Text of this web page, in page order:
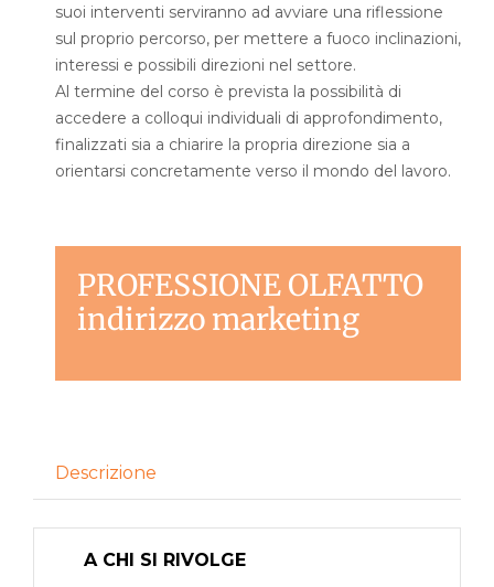
suoi interventi serviranno ad avviare una riflessione
sul proprio percorso, per mettere a fuoco inclinazioni,
interessi e possibili direzioni nel settore.
Al termine del corso è prevista la possibilità di
accedere a colloqui individuali di approfondimento,
finalizzati sia a chiarire la propria direzione sia a
orientarsi concretamente verso il mondo del lavoro.
PROFESSIONE OLFATTO
indirizzo marketing
Descrizione
A CHI SI RIVOLGE